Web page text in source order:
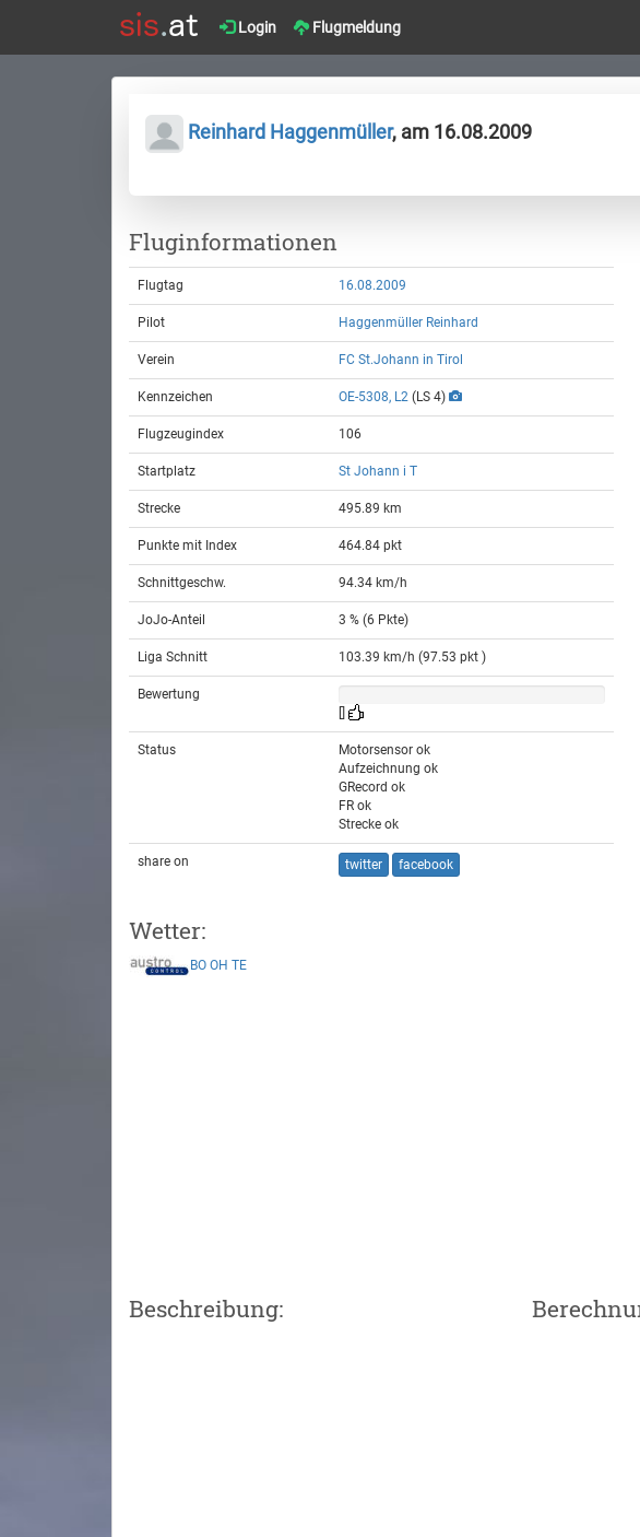
Login Flugmeldung
Reinhard Haggenmüller, am 16.08.2009
Fluginformationen
Flugtag 16.08.2009
Pilot Haggenmüller Reinhard
Verein FC St.Johann in Tirol
Kennzeichen OE-5308, L2 (LS 4)
Flugzeugindex 106
Startplatz St Johann i T
Strecke 495.89 km
Punkte mit Index 464.84 pkt
Schnittgeschw. 94.34 km/h
JoJo-Anteil 3 % (6 Pkte)
Liga Schnitt 103.39 km/h (97.53 pkt )
Bewertung
[]
Status
Motorsensor ok
Aufzeichnung ok
GRecord ok
FR ok
Strecke ok
share on twitter facebook
Wetter:
BO OH TE
Beschreibung: